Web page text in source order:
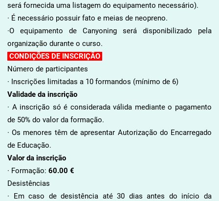
será fornecida uma listagem do equipamento necessário).
· É necessário possuir fato e meias de neopreno.
·O equipamento de Canyoning será disponibilizado pela
organização durante o curso.
CONDIÇÕES DE INSCRIÇÃO
Número de participantes
· Inscrições limitadas a 10 formandos (mínimo de 6)
Validade da inscrição
· A inscrição só é considerada válida mediante o pagamento
de 50% do valor da formação.
· Os menores têm de apresentar Autorização do Encarregado
de Educação.
Valor da inscrição
· Formação: 60.00 €
Desistências
· Em caso de desistência até 30 dias antes do início da